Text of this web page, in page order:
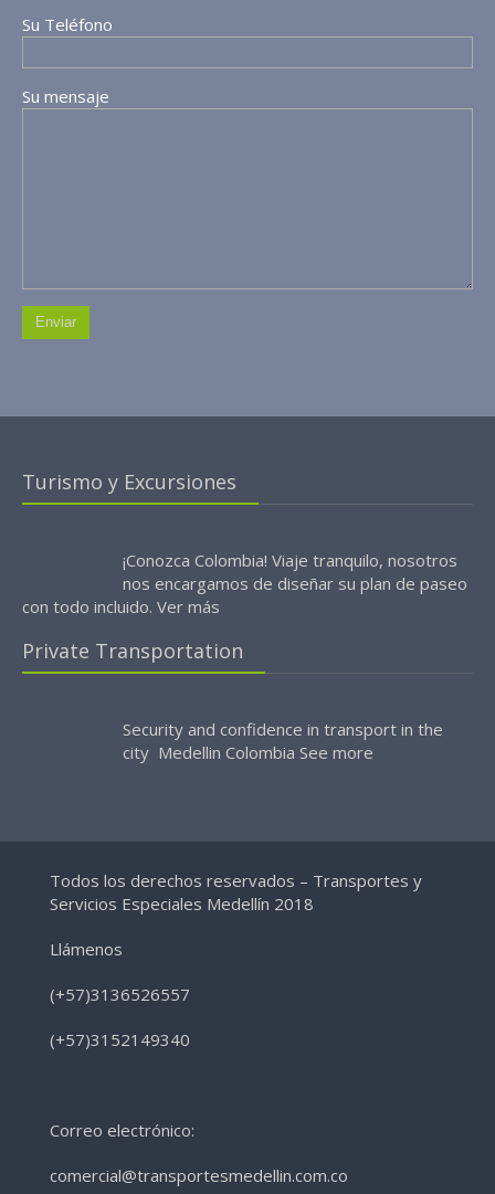
Su Teléfono
Su mensaje
Turismo y Excursiones
¡Conozca Colombia! Viaje tranquilo, nosotros
nos encargamos de diseñar su plan de paseo
con todo incluido. Ver más
Private Transportation
Security and confidence in transport in the
city Medellin Colombia See more
Todos los derechos reservados – Transportes y
Servicios Especiales Medellín 2018
Llámenos
(+57)3136526557
(+57)3152149340
Correo electrónico:
comercial@transportesmedellin.com.co